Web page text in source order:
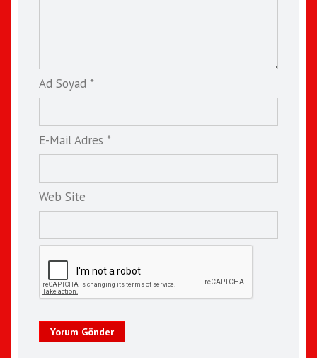
Ad Soyad *
E-Mail Adres *
Web Site
Yorum Gönder